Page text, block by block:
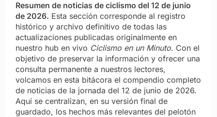
Resumen de noticias de ciclismo del 12 de junio
de 2026. Esta sección corresponde al registro
histórico y archivo definitivo de todas las
actualizaciones publicadas originalmente en
nuestro hub en vivo Ciclismo en un Minuto. Con el
objetivo de preservar la información y ofrecer una
consulta permanente a nuestros lectores,
volcamos en esta bitácora el compendio completo
de noticias de la jornada del 12 de junio de 2026.
Aquí se centralizan, en su versión final de
guardado, los hechos más relevantes del pelotón